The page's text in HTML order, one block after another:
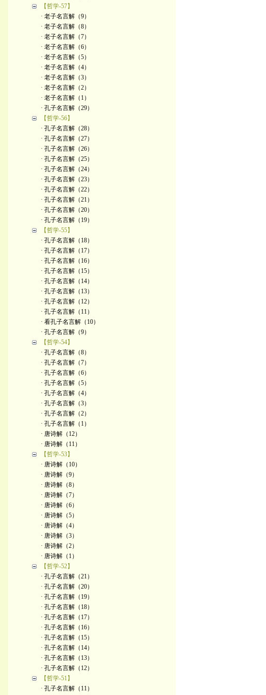
【哲学-57】
· 老子名言解（9）
· 老子名言解（8）
· 老子名言解（7）
· 老子名言解（6）
· 老子名言解（5）
· 老子名言解（4）
· 老子名言解（3）
· 老子名言解（2）
· 老子名言解（1）
· 孔子名言解（29）
【哲学-56】
· 孔子名言解（28）
· 孔子名言解（27）
· 孔子名言解（26）
· 孔子名言解（25）
· 孔子名言解（24）
· 孔子名言解（23）
· 孔子名言解（22）
· 孔子名言解（21）
· 孔子名言解（20）
· 孔子名言解（19）
【哲学-55】
· 孔子名言解（18）
· 孔子名言解（17）
· 孔子名言解（16）
· 孔子名言解（15）
· 孔子名言解（14）
· 孔子名言解（13）
· 孔子名言解（12）
· 孔子名言解（11）
· 看孔子名言解（10）
· 孔子名言解（9）
【哲学-54】
· 孔子名言解（8）
· 孔子名言解（7）
· 孔子名言解（6）
· 孔子名言解（5）
· 孔子名言解（4）
· 孔子名言解（3）
· 孔子名言解（2）
· 孔子名言解（1）
· 唐诗解（12）
· 唐诗解（11）
【哲学-53】
· 唐诗解（10）
· 唐诗解（9）
· 唐诗解（8）
· 唐诗解（7）
· 唐诗解（6）
· 唐诗解（5）
· 唐诗解（4）
· 唐诗解（3）
· 唐诗解（2）
· 唐诗解（1）
【哲学-52】
· 孔子名言解（21）
· 孔子名言解（20）
· 孔子名言解（19）
· 孔子名言解（18）
· 孔子名言解（17）
· 孔子名言解（16）
· 孔子名言解（15）
· 孔子名言解（14）
· 孔子名言解（13）
· 孔子名言解（12）
【哲学-51】
· 孔子名言解（11）